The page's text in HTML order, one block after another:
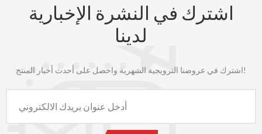
اشترك في النشرة الإخبارية
لدينا
اشترك في عروضنا الترويجية الشهرية واحصل على أحدث أخبار المنتج!